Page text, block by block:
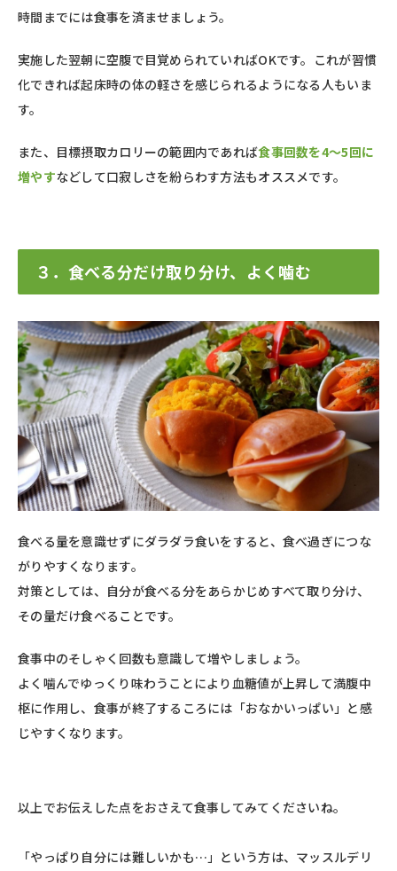
時間までには食事を済ませましょう。
実施した翌朝に空腹で目覚められていればOKです。これが習慣
化できれば起床時の体の軽さを感じられるようになる人もいま
す。
また、目標摂取カロリーの範囲内であれば食事回数を4〜5回に
増やすなどして口寂しさを紛らわす方法もオススメです。
３．食べる分だけ取り分け、よく噛む
食べる量を意識せずにダラダラ食いをすると、食べ過ぎにつな
がりやすくなります。
対策としては、自分が食べる分をあらかじめすべて取り分け、
その量だけ食べることです。
食事中のそしゃく回数も意識して増やしましょう。
よく噛んでゆっくり味わうことにより血糖値が上昇して満腹中
枢に作用し、食事が終了するころには「おなかいっぱい」と感
じやすくなります。
以上でお伝えした点をおさえて食事してみてくださいね。
「やっぱり自分には難しいかも…」という方は、マッスルデリ